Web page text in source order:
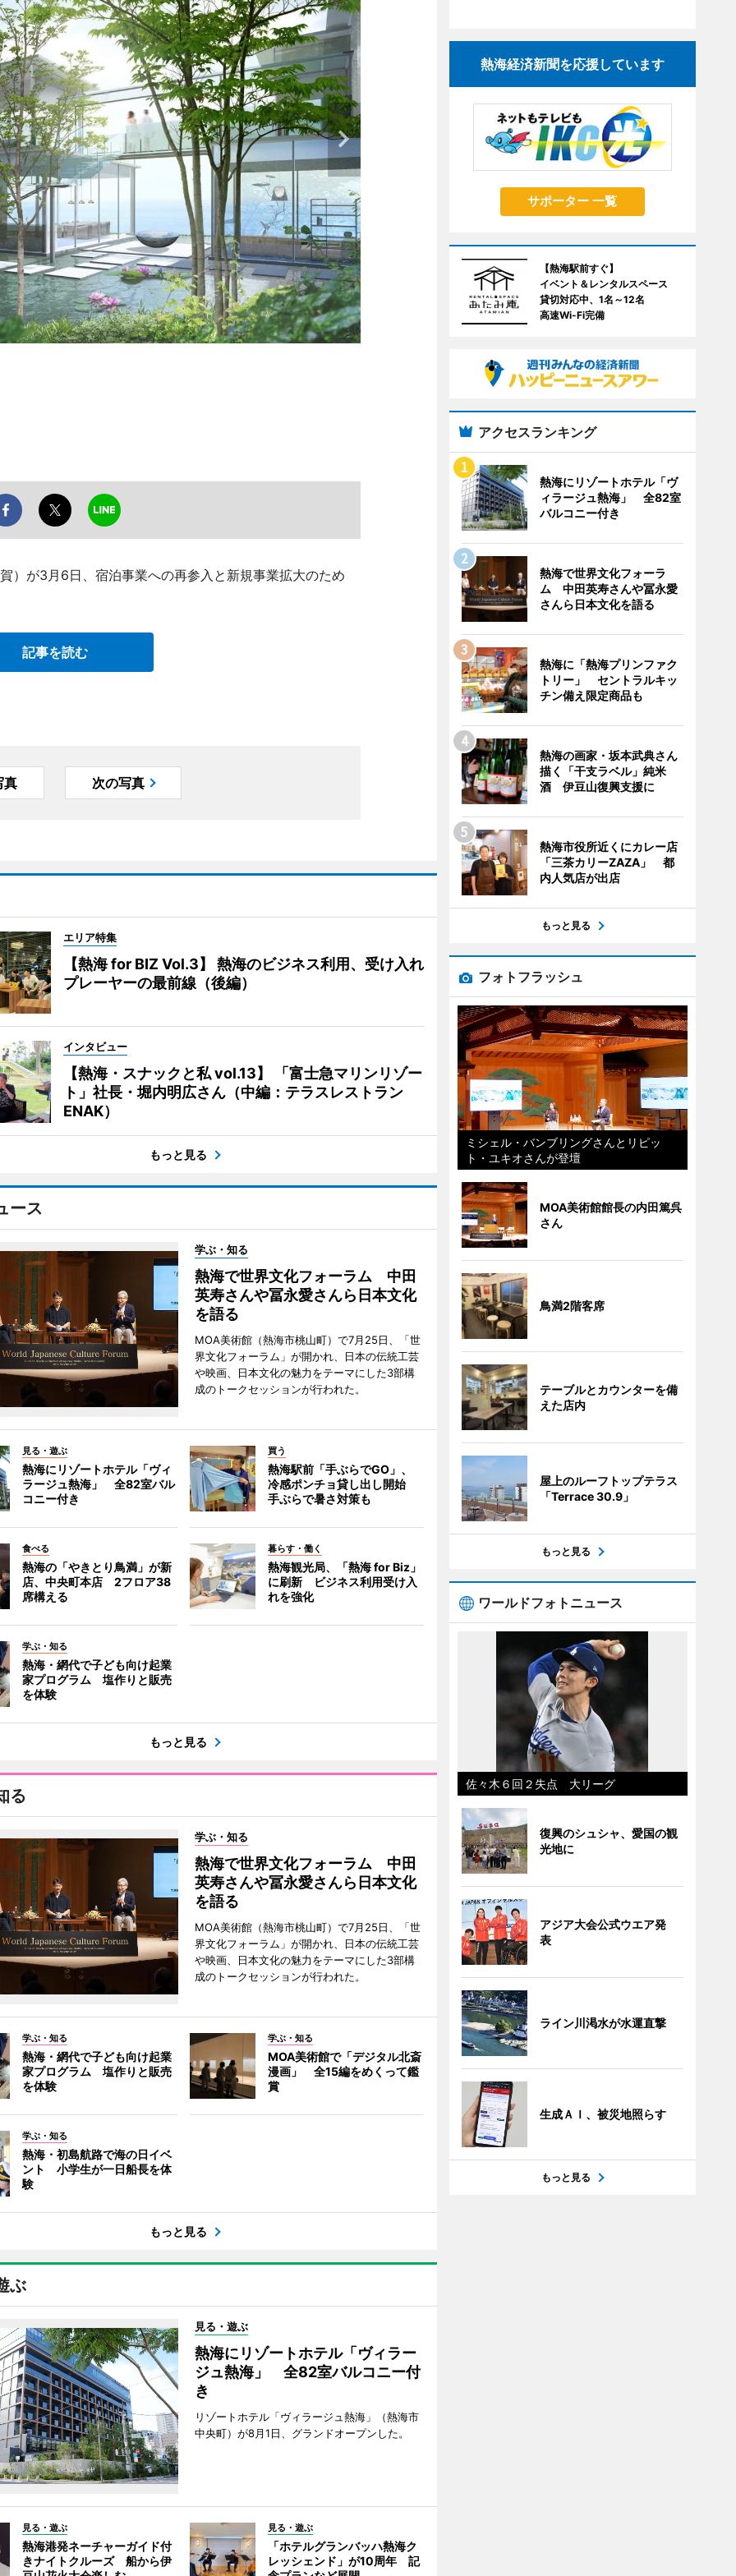
）が3月6日、宿泊事業への再参入と新規事業拡大のため
記事を読む
真 次の写真
エリア特集
【熱海 for BIZ Vol.3】 熱海のビジネス利用、受け入れ
プレーヤーの最前線（後編）
インタビュー
【熱海・スナックと私 vol.13】 「富士急マリンリゾー
ト」社長・堀内明広さん（中編：テラスレストラン
ENAK）
もっと見る
ース
学ぶ・知る
熱海で世界文化フォーラム 中田
英寿さんや冨永愛さんら日本文化
を語る
MOA美術館（熱海市桃山町）で7月25日、「世
界文化フォーラム」が開かれ、日本の伝統工芸
や映画、日本文化の魅力をテーマにした3部構
成のトークセッションが行われた。
見る・遊ぶ
熱海にリゾートホテル「ヴィ
ラージュ熱海」 全82室バル
コニー付き
買う
熱海駅前「手ぶらでGO」、
冷感ポンチョ貸し出し開始
手ぶらで暑さ対策も
食べる
熱海の「やきとり鳥満」が新
店、中央町本店 2フロア38
席構える
暮らす・働く
熱海観光局、「熱海 for Biz」
に刷新 ビジネス利用受け入
れを強化
学ぶ・知る
熱海・網代で子ども向け起業
家プログラム 塩作りと販売
を体験
もっと見る
る
学ぶ・知る
熱海で世界文化フォーラム 中田
英寿さんや冨永愛さんら日本文化
を語る
MOA美術館（熱海市桃山町）で7月25日、「世
界文化フォーラム」が開かれ、日本の伝統工芸
や映画、日本文化の魅力をテーマにした3部構
成のトークセッションが行われた。
学ぶ・知る
熱海・網代で子ども向け起業
家プログラム 塩作りと販売
を体験
学ぶ・知る
MOA美術館で「デジタル北斎
漫画」 全15編をめくって鑑
賞
学ぶ・知る
熱海・初島航路で海の日イベ
ント 小学生が一日船長を体
験
もっと見る
ぶ
見る・遊ぶ
熱海にリゾートホテル「ヴィラー
ジュ熱海」 全82室バルコニー付
き
リゾートホテル「ヴィラージュ熱海」（熱海市
中央町）が8月1日、グランドオープンした。
見る・遊ぶ
熱海港発ネーチャーガイド付
きナイトクルーズ 船から伊
見る・遊ぶ
「ホテルグランバッハ熱海ク
レッシェンド」が10周年 記
熱海経済新聞を応援しています
サポーター 一覧
【熱海駅前すぐ】
イベント＆レンタルスペース
貸切対応中、1名～12名
高速Wi-Fi完備
アクセスランキング
熱海にリゾートホテル「ヴ
ィラージュ熱海」 全82室
バルコニー付き
熱海で世界文化フォーラ
ム 中田英寿さんや冨永愛
さんら日本文化を語る
熱海に「熱海プリンファク
トリー」 セントラルキッ
チン備え限定商品も
熱海の画家・坂本武典さん
描く「干支ラベル」純米
酒 伊豆山復興支援に
熱海市役所近くにカレー店
「三茶カリーZAZA」 都
内人気店が出店
もっと見る
フォトフラッシュ
ミシェル・バンブリングさんとリピッ
ト・ユキオさんが登壇
MOA美術館館長の内田篤呉
さん
鳥満2階客席
テーブルとカウンターを備
えた店内
屋上のルーフトップテラス
「Terrace 30.9」
もっと見る
ワールドフォトニュース
佐々木６回２失点 大リーグ
復興のシュシャ、愛国の観
光地に
アジア大会公式ウエア発
表
ライン川渇水が水運直撃
生成ＡＩ、被災地照らす
もっと見る